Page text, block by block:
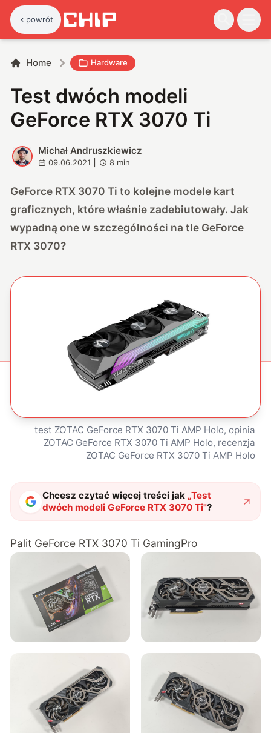
powrót
Home Hardware
Test dwóch modeli
GeForce RTX 3070 Ti
M
Michał Andruszkiewicz
09.06.2021 8 min
GeForce RTX 3070 Ti to kolejne modele kart
graficznych, które właśnie zadebiutowały. Jak
wypadną one w szczególności na tle GeForce
RTX 3070?
test ZOTAC GeForce RTX 3070 Ti AMP Holo, opinia
ZOTAC GeForce RTX 3070 Ti AMP Holo, recenzja
ZOTAC GeForce RTX 3070 Ti AMP Holo
Chcesz czytać więcej treści jak „Test
dwóch modeli GeForce RTX 3070 Ti"?
Palit GeForce RTX 3070 Ti GamingPro